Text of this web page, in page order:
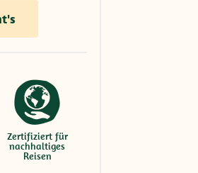
Zertifiziert für
nachhaltiges
Reisen